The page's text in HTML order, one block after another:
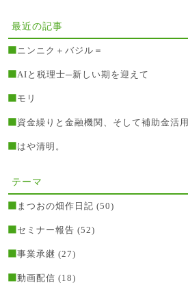
最近の記事
ニンニク＋バジル＝
AIと税理士─新しい期を迎えて
モリ
資金繰りと金融機関、そして補助金活用
はや清明。
テーマ
まつおの畑作日記 (50)
セミナー報告 (52)
事業承継 (27)
動画配信 (18)